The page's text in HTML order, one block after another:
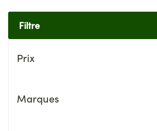
Filtre
Prix
Marques